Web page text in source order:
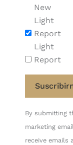
New
Light
Report
Light
Report
Constant
Contact
Use.
By submitting
marketing
receive emails